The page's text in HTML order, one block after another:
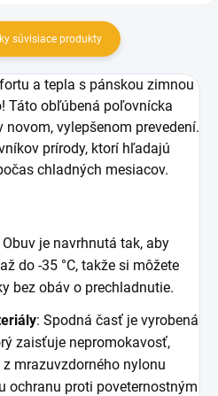
súvisiace produkty
a tepla s pánskou zimnou
Táto obľúbená poľovnícka
vylepšenom prevedení.
prírody, ktorí hľadajú
chladných mesiacov.
Obuv je navrhnutá tak, aby
do -35 °C, takže si môžete
bez obáv o prechladnutie.
: Spodná časť je vyrobená
zaisťuje nepromokavosť,
mrazuvzdorného nylonu
ochranu proti poveternostným